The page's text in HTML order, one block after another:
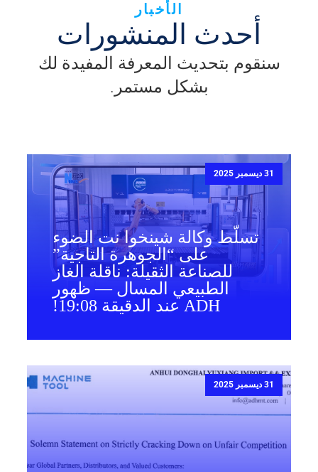
الأخبار
أحدث المنشورات
سنقوم بتحديث المعرفة المفيدة لك
بشكل مستمر.
31 ديسمبر 2025
تسلّط وكالة شينخوا نت الضوء
على “الجوهرة التاجية”
للصناعة الثقيلة: ناقلة الغاز
الطبيعي المسال — ظهور
ADH عند الدقيقة 19:08!
31 ديسمبر 2025